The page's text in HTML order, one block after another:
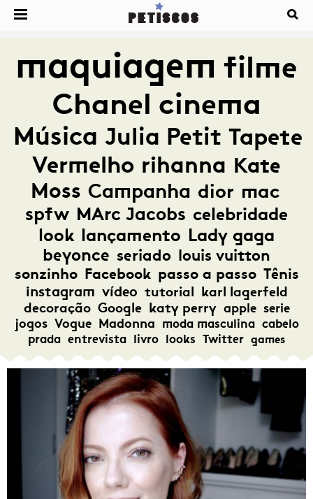
maquiagem filme
Chanel cinema
Música Julia Petit Tapete
Vermelho rihanna Kate
Moss Campanha dior mac
spfw MArc Jacobs celebridade
look lançamento Lady gaga
beyonce seriado louis vuitton
sonzinho Facebook passo a passo Tênis
instagram vídeo tutorial karl lagerfeld
decoração Google katy perry apple serie
jogos Vogue Madonna moda masculina cabelo
prada entrevista livro looks Twitter games